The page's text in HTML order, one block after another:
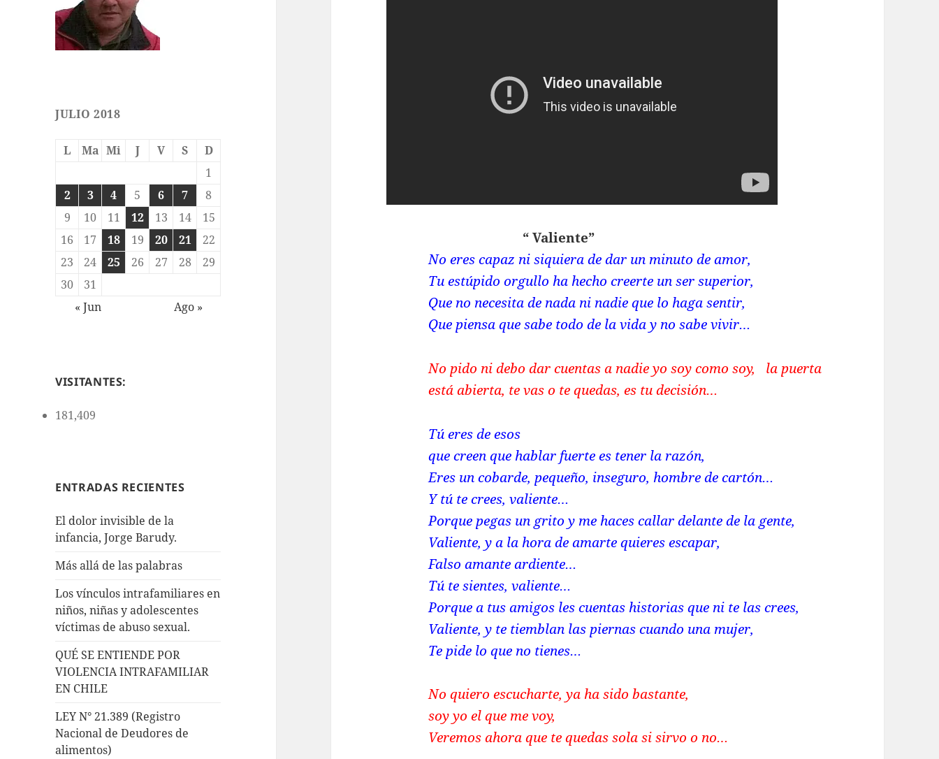
JULIO 2018
L Ma Mi J V S
D
1
2
3 4 5 6 7
8
9
10 11 12 13 14
15
16
17 18 19 20 21
22
23
24 25 26 27 28
29
30
31
« Jun
Ago »
VISITANTES:
181,409
ENTRADAS RECIENTES
El dolor invisible de la
infancia, Jorge Barudy.
Más allá de las palabras
Los vínculos intrafamiliares en
niños, niñas y adolescentes
víctimas de abuso sexual.
QUÉ SE ENTIENDE POR
VIOLENCIA INTRAFAMILIAR
EN CHILE
LEY N° 21.389 (Registro
Nacional de Deudores de
alimentos)
“ Valiente”
No eres capaz ni siquiera de dar un minuto de amor,
Tu estúpido orgullo ha hecho creerte un ser superior,
Que no necesita de nada ni nadie que lo haga sentir,
Que piensa que sabe todo de la vida y no sabe vivir…
No pido ni debo dar cuentas a nadie yo soy como soy, la puerta
está abierta, te vas o te quedas, es tu decisión…
Tú eres de esos
que creen que hablar fuerte es tener la razón,
Eres un cobarde, pequeño, inseguro, hombre de cartón…
Y tú te crees, valiente…
Porque pegas un grito y me haces callar delante de la gente,
Valiente, y a la hora de amarte quieres escapar,
Falso amante ardiente…
Tú te sientes, valiente…
Porque a tus amigos les cuentas historias que ni te las crees,
Valiente, y te tiemblan las piernas cuando una mujer,
Te pide lo que no tienes…
No quiero escucharte, ya ha sido bastante,
soy yo el que me voy,
Veremos ahora que te quedas sola si sirvo o no…